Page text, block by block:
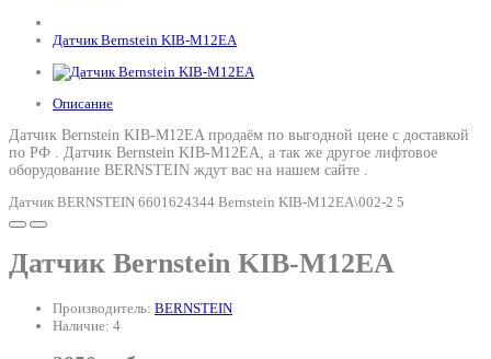
Датчик Bernstein KIB-M12EA
Описание
Датчик Bernstein KIB-M12EA продаём по выгодной цене с доставкой
по РФ . Датчик Bernstein KIB-M12EA, а так же другое лифтовое
оборудование BERNSTEIN ждут вас на нашем сайте .
Датчик BERNSTEIN 6601624344 Bernstein KIB-M12EA\002-2 5
Датчик Bernstein KIB-M12EA
Производитель: BERNSTEIN
Наличие: 4